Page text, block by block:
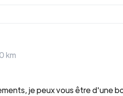
km
je peux vous être d'une